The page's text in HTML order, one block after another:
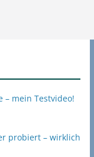
– mein Testvideo!
probiert – wirklich